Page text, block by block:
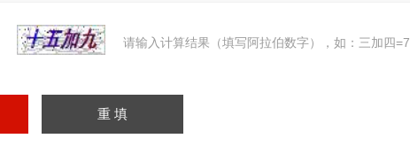
请输入计算结果（填写阿拉伯数字），如：三加四=7